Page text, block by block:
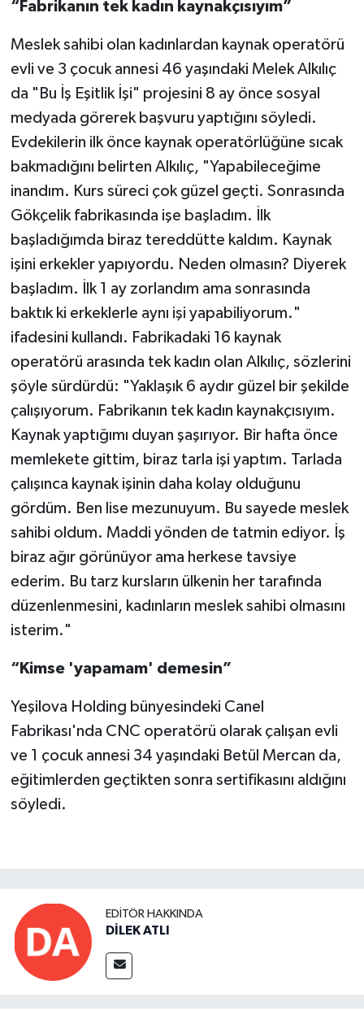
“Fabrikanın tek kadın kaynakçısıyım”
Meslek sahibi olan kadınlardan kaynak operatörü
evli ve 3 çocuk annesi 46 yaşındaki Melek Alkılıç
da "Bu İş Eşitlik İşi" projesini 8 ay önce sosyal
medyada görerek başvuru yaptığını söyledi.
Evdekilerin ilk önce kaynak operatörlüğüne sıcak
bakmadığını belirten Alkılıç, "Yapabileceğime
inandım. Kurs süreci çok güzel geçti. Sonrasında
Gökçelik fabrikasında işe başladım. İlk
başladığımda biraz tereddütte kaldım. Kaynak
işini erkekler yapıyordu. Neden olmasın? Diyerek
başladım. İlk 1 ay zorlandım ama sonrasında
baktık ki erkeklerle aynı işi yapabiliyorum."
ifadesini kullandı. Fabrikadaki 16 kaynak
operatörü arasında tek kadın olan Alkılıç, sözlerini
şöyle sürdürdü: "Yaklaşık 6 aydır güzel bir şekilde
çalışıyorum. Fabrikanın tek kadın kaynakçısıyım.
Kaynak yaptığımı duyan şaşırıyor. Bir hafta önce
memlekete gittim, biraz tarla işi yaptım. Tarlada
çalışınca kaynak işinin daha kolay olduğunu
gördüm. Ben lise mezunuyum. Bu sayede meslek
sahibi oldum. Maddi yönden de tatmin ediyor. İş
biraz ağır görünüyor ama herkese tavsiye
ederim. Bu tarz kursların ülkenin her tarafında
düzenlenmesini, kadınların meslek sahibi olmasını
isterim."
“Kimse 'yapamam' demesin”
Yeşilova Holding bünyesindeki Canel
Fabrikası'nda CNC operatörü olarak çalışan evli
ve 1 çocuk annesi 34 yaşındaki Betül Mercan da,
eğitimlerden geçtikten sonra sertifikasını aldığını
söyledi.
EDITÖR HAKKINDA
DİLEK ATLI